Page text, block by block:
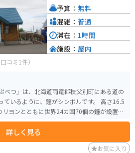
口コミ1件）
べつ」は、北海道雨竜郡秩父別町にある道の
ヨンとともに世界24カ国70個の鐘が設置さ
しめるレストランがあります。 また、パ
れているので、ゆったりと過ごしたい方に
詳しく見る
予算： 無料
混雑： 普通
滞在： 1時間
施設： 屋内
お気に入り